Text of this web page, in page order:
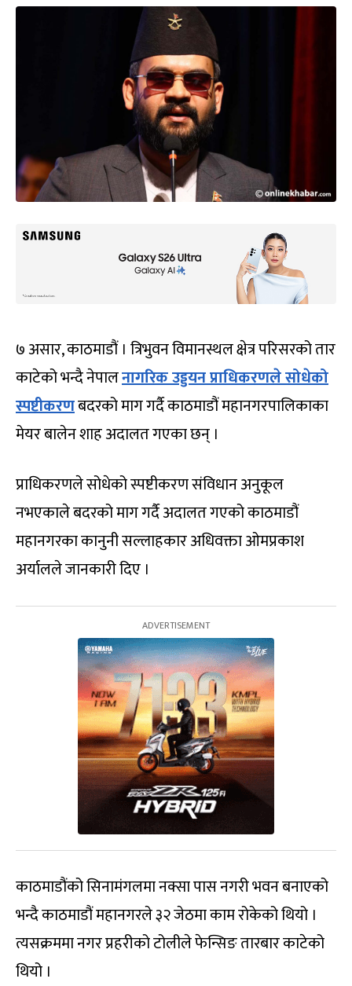
७ असार, काठमाडौं । त्रिभुवन विमानस्थल क्षेत्र परिसरको तार
काटेको भन्दै नेपालनागरिक उड्डयन प्राधिकरणले सोधेको
स्पष्टीकरणबदरको माग गर्दै काठमाडौं महानगरपालिकाका
मेयर बालेन शाह अदालत गएका छन् ।
प्राधिकरणले सोधेको स्पष्टीकरण संविधान अनुकूल
नभएकाले बदरको माग गर्दै अदालत गएको काठमाडौं
महानगरका कानुनी सल्लाहकार अधिवक्ता ओमप्रकाश
अर्यालले जानकारी दिए ।
काठमाडौंको सिनामंगलमा नक्सा पास नगरी भवन बनाएको
भन्दै काठमाडौं महानगरले ३२ जेठमा काम रोकेको थियो ।
त्यसक्रममा नगर प्रहरीको टोलीले फेन्सिङ तारबार काटेको
थियो ।